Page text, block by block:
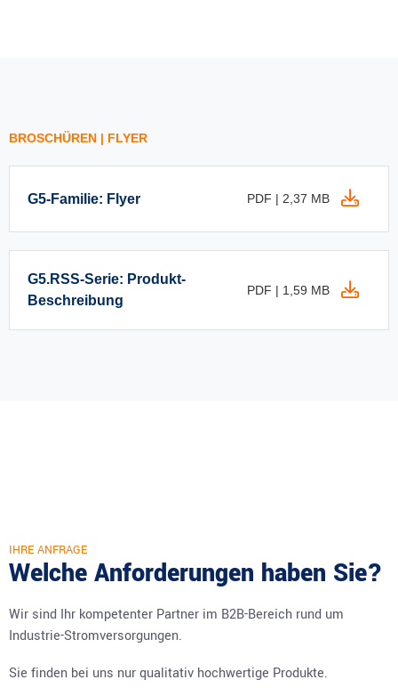
BROSCHÜREN | FLYER
G5-Familie: Flyer PDF | 2,37 MB
G5.RSS-Serie: Produkt-
Beschreibung
PDF | 1,59 MB
IHRE ANFRAGE
Welche Anforderungen haben Sie?
Wir sind Ihr kompetenter Partner im B2B-Bereich rund um
Industrie-Stromversorgungen.
Sie finden bei uns nur qualitativ hochwertige Produkte.